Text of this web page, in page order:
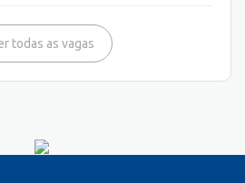
todas as vagas